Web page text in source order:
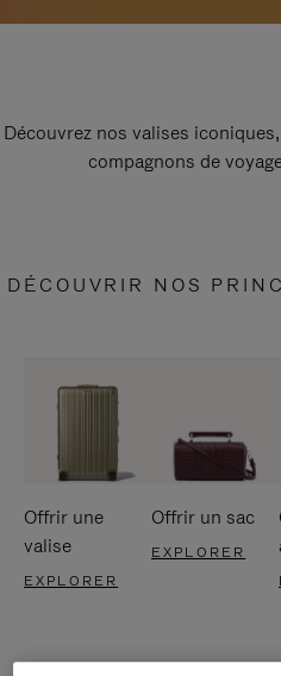
Découvrez nos valises
compagnons de
DÉCOUVRIR NOS
Offrir une
valise
EXPLORER
Offrir un sac
EXPLORER